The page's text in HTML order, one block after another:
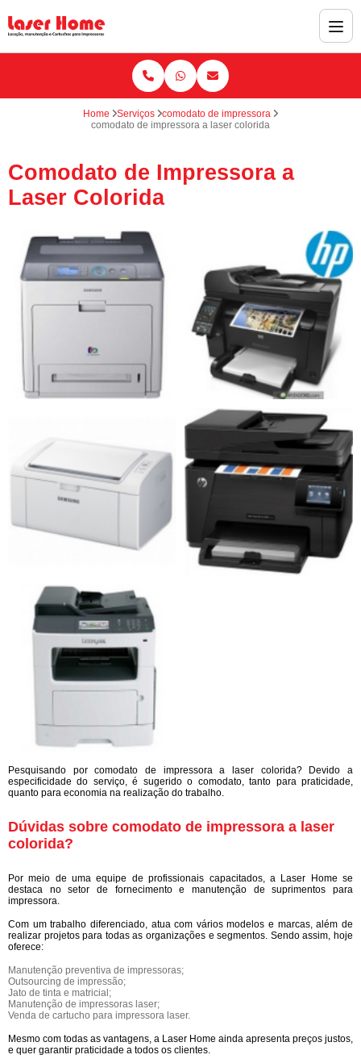
Home Serviços
comodato de impressora
comodato de impressora a laser colorida
Comodato de Impressora a
Laser Colorida
Pesquisando por comodato de impressora a laser colorida? Devido a
especificidade do serviço, é sugerido o comodato, tanto para praticidade,
quanto para economia na realização do trabalho.
Dúvidas sobre comodato de impressora a laser
colorida?
Por meio de uma equipe de profissionais capacitados, a Laser Home se
destaca no setor de fornecimento e manutenção de suprimentos para
impressora.
Com um trabalho diferenciado, atua com vários modelos e marcas, além de
realizar projetos para todas as organizações e segmentos. Sendo assim, hoje
oferece:
Manutenção preventiva de impressoras;
Outsourcing de impressão;
Jato de tinta e matricial;
Manutenção de impressoras laser;
Venda de cartucho para impressora laser.
Mesmo com todas as vantagens, a Laser Home ainda apresenta preços justos,
e quer garantir praticidade a todos os clientes.